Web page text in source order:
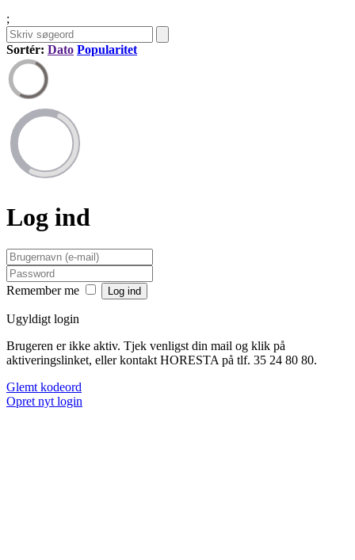
;
Sortér: Dato Popularitet
Log ind
Remember me
Ugyldigt login
Brugeren er ikke aktiv. Tjek venligst din mail og klik på
aktiveringslinket, eller kontakt HORESTA på tlf. 35 24 80 80.
Glemt kodeord
Opret nyt login